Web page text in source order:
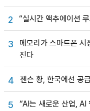
2 “실시간 액추에이션
3
메모리가 스마트폰
진다
4 젠슨 황, 한국에선 공
5 “AI는 새로운 산업, AI